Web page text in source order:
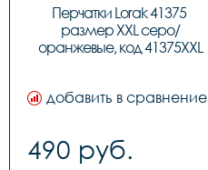
Перчатки Lorak 41375
размер XXL серо/
оранжевые, код 41375XXL
добавить в сравнение
490 руб.